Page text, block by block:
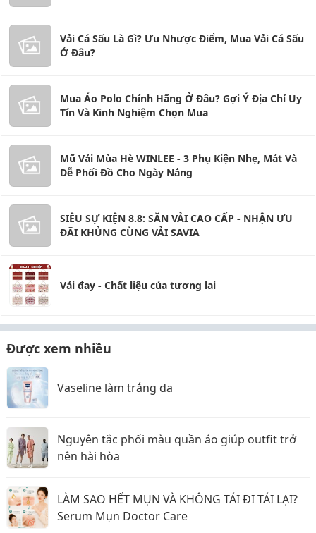
Vải Cá Sấu Là Gì? Ưu Nhược Điểm, Mua Vải Cá Sấu
Ở Đâu?
Mua Áo Polo Chính Hãng Ở Đâu? Gợi Ý Địa Chỉ Uy
Tín Và Kinh Nghiệm Chọn Mua
Mũ Vải Mùa Hè WINLEE - 3 Phụ Kiện Nhẹ, Mát Và
Dễ Phối Đồ Cho Ngày Nắng
SIÊU SỰ KIỆN 8.8: SĂN VẢI CAO CẤP - NHẬN ƯU
ĐÃI KHỦNG CÙNG VẢI SAVIA
Vải đay - Chất liệu của tương lai
Được xem nhiều
Vaseline làm trắng da
Nguyên tắc phối màu quần áo giúp outfit trở
nên hài hòa
LÀM SAO HẾT MỤN VÀ KHÔNG TÁI ĐI TÁI LẠI?
Serum Mụn Doctor Care